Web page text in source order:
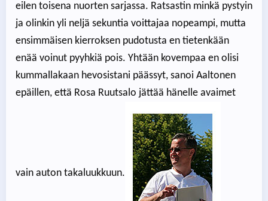
eilen toisena nuorten sarjassa. Ratsastin minkä pystyin
ja olinkin yli neljä sekuntia voittajaa nopeampi, mutta
ensimmäisen kierroksen pudotusta en tietenkään
enää voinut pyyhkiä pois. Yhtään kovempaa en olisi
kummallakaan hevosistani päässyt, sanoi Aaltonen
epäillen, että Rosa Ruutsalo jättää hänelle avaimet
vain auton takaluukkuun.